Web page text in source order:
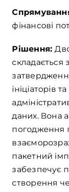
фінансові
Рішення:
складається
ініціаторів
даних. Вона
погодження
пакетний
забезпечує
створення